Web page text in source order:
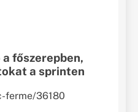
főszerepben,
a sprinten
ferme/36180